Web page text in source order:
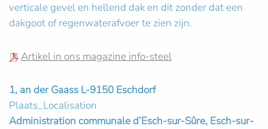
verticale gevel en hellend dak en dit zonder dat een
dakgoot of regenwaterafvoer te zien zijn.
Artikel in ons magazine info-steel
1, an der Gaass L-9150 Eschdorf
Plaats_Localisation
Administration communale d’Esch-sur-Sûre, Esch-sur-